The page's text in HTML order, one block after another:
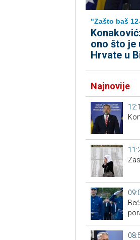
"Zašto baš
ono što je
Hrvate u
Najnovije